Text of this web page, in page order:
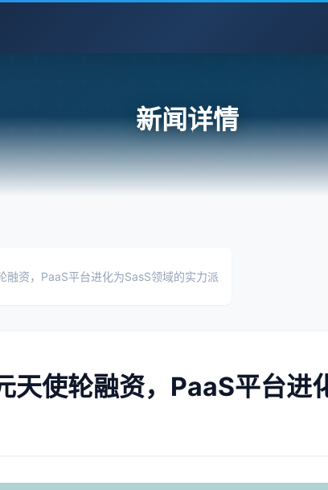
新闻详情
资，PaaS平台进化为SasS领域的实力派
使轮融资，PaaS平台进